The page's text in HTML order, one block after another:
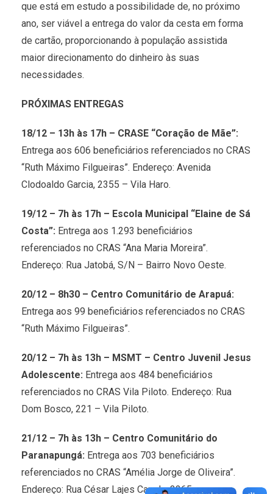
que está em estudo a possibilidade de, no próximo
ano, ser viável a entrega do valor da cesta em forma
de cartão, proporcionando à população assistida
maior direcionamento do dinheiro às suas
necessidades.
PRÓXIMAS ENTREGAS
18/12 – 13h às 17h – CRASE “Coração de Mãe”:
Entrega aos 606 beneficiários referenciados no CRAS
“Ruth Máximo Filgueiras”. Endereço: Avenida
Clodoaldo Garcia, 2355 – Vila Haro.
19/12 – 7h às 17h – Escola Municipal “Elaine de Sá
Costa”: Entrega aos 1.293 beneficiários
referenciados no CRAS “Ana Maria Moreira”.
Endereço: Rua Jatobá, S/N – Bairro Novo Oeste.
20/12 – 8h30 – Centro Comunitário de Arapuá:
Entrega aos 99 beneficiários referenciados no CRAS
“Ruth Máximo Filgueiras”.
20/12 – 7h às 13h – MSMT – Centro Juvenil Jesus
Adolescente: Entrega aos 484 beneficiários
referenciados no CRAS Vila Piloto. Endereço: Rua
Dom Bosco, 221 – Vila Piloto.
21/12 – 7h às 13h – Centro Comunitário do
Paranapungá: Entrega aos 703 beneficiários
referenciados no CRAS “Amélia Jorge de Oliveira”.
Endereço: Rua César Lajes Canela, 3265 –